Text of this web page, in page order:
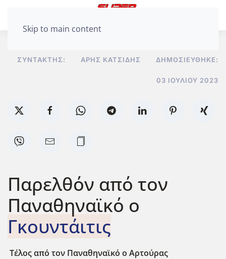
Skip to main content
ΣΥΝΤΆΚΤΗΣ: ΆΡΗΣ ΚΑΤΣΊΔΗΣ ΔΗΜΟΣΙΕΎΘΗΚΕ:
03 ΙΟΥΛΊΟΥ 2023
Παρελθόν από τον
Παναθηναϊκό ο
Γκουντάιτις
Τέλος από τον Παναθηναϊκό ο Αρτούρας